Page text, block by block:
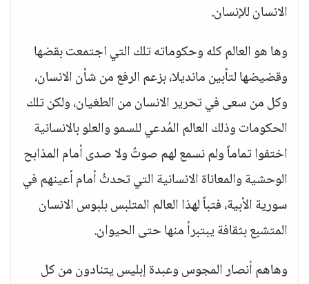
الانسان للإنسان.
وها هو العالم كله وحكوماته تلك التي اجتمعت بقضها
وقضيضها لتأبين مانديلا، بزعم الرفع من شأن الانسان،
وكل من سعى في تحرير الانسان من الطغيان، ولكن تلك
الحكومات وذلك العالم المُدعي للسمو والعلو بالانسانية
اختفوا تماماً ولم نسمع لهم صوتٌ ولا صدى أمام المذابح
الوحشية والمعاناة الانسانية التي تحدثُ أمام أعينهم في
سورية الأبية، فتباً لهذا العالم المتلبس بلبوس الانسان
المتشبع بثقافة يبتبرأ منها حتى الحيوان.
وهاهم أنصار المجوس وعبدة إبليس يتنادون من كل